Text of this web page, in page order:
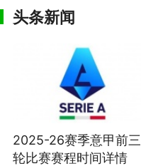
头条新闻
2025-26赛季意甲前三
轮比赛赛程时间详情